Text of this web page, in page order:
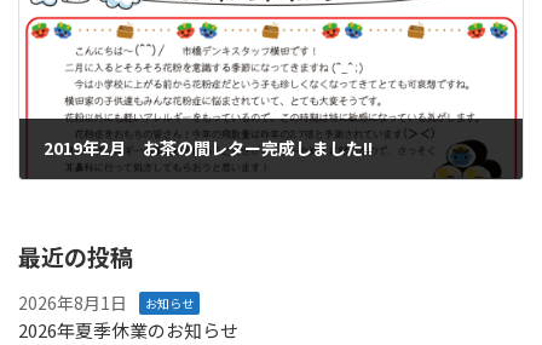
2019年2月 お茶の間レター完成しました!!
最近の投稿
2026年8月1日 お知らせ
2026年夏季休業のお知らせ